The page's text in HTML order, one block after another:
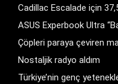
Cadillac Escalade için
ASUS Experbook Ultra
Çöpleri paraya çeviren
Nostaljik radyo aldım
Türkiye’nin genç